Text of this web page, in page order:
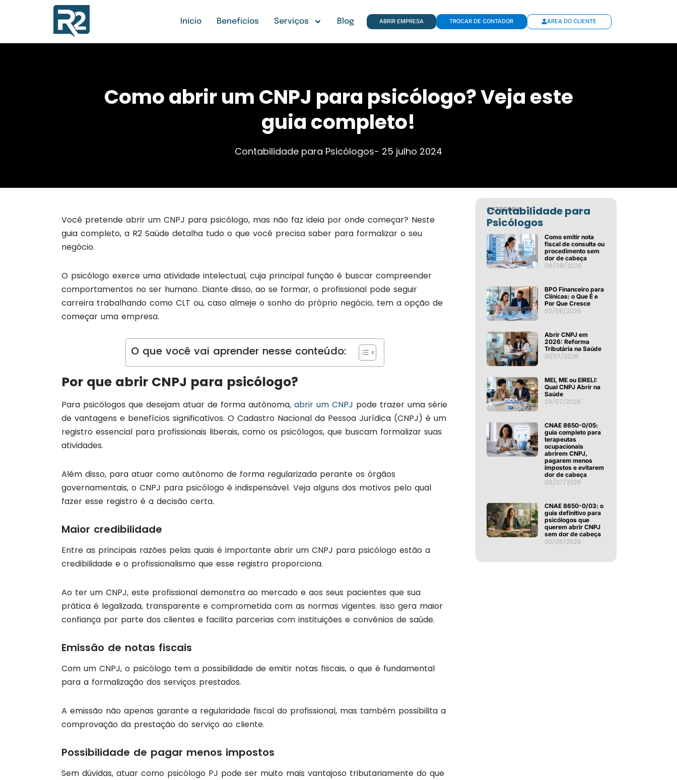
Início Benefícios Serviços Blog ABRIR EMPRESA TROCAR DE CONTADOR ÁREA DO CLIENTE
Como abrir um CNPJ para psicólogo? Veja este
guia completo!
Contabilidade para Psicólogos- 25 julho 2024
Você pretende abrir um CNPJ para psicólogo, mas não faz ideia por onde começar? Neste
guia completo, a R2 Saúde detalha tudo o que você precisa saber para formalizar o seu
negócio.
O psicólogo exerce uma atividade intelectual, cuja principal função é buscar compreender
comportamentos no ser humano. Diante disso, ao se formar, o profissional pode seguir
carreira trabalhando como CLT ou, caso almeje o sonho do próprio negócio, tem a opção de
começar uma empresa.
O que você vai aprender nesse conteúdo:
Por que abrir CNPJ para psicólogo?
Para psicólogos que desejam atuar de forma autônoma, abrir um CNPJ pode trazer uma série
de vantagens e benefícios significativos. O Cadastro Nacional da Pessoa Jurídica (CNPJ) é um
registro essencial para profissionais liberais, como os psicólogos, que buscam formalizar suas
atividades.
Além disso, para atuar como autônomo de forma regularizada perante os órgãos
governamentais, o CNPJ para psicólogo é indispensável. Veja alguns dos motivos pelo qual
fazer esse registro é a decisão certa.
Maior credibilidade
Entre as principais razões pelas quais é importante abrir um CNPJ para psicólogo estão a
credibilidade e o profissionalismo que esse registro proporciona.
Ao ter um CNPJ, este profissional demonstra ao mercado e aos seus pacientes que sua
prática é legalizada, transparente e comprometida com as normas vigentes. Isso gera maior
confiança por parte dos clientes e facilita parcerias com instituições e convênios de saúde.
Emissão de notas fiscais
Com um CNPJ, o psicólogo tem a possibilidade de emitir notas fiscais, o que é fundamental
para a formalização dos serviços prestados.
A emissão não apenas garante a regularidade fiscal do profissional, mas também possibilita a
comprovação da prestação do serviço ao cliente.
Possibilidade de pagar menos impostos
Sem dúvidas, atuar como psicólogo PJ pode ser muito mais vantajoso tributariamente do que
CATEGORIA
Contabilidade para
Psicólogos
Como emitir nota
fiscal de consulta ou
procedimento sem
dor de cabeça
06/08/2026
BPO Financeiro para
Clínicas: o Que É e
Por Que Cresce
02/08/2026
Abrir CNPJ em
2026: Reforma
Tributária na Saúde
31/07/2026
MEI, ME ou EIRELI:
Qual CNPJ Abrir na
Saúde
29/07/2026
CNAE 8650-0/05:
guia completo para
terapeutas
ocupacionais
abrirem CNPJ,
pagarem menos
impostos e evitarem
dor de cabeça
09/07/2026
CNAE 8650-0/03: o
guia definitivo para
psicólogos que
querem abrir CNPJ
sem dor de cabeça
30/06/2026